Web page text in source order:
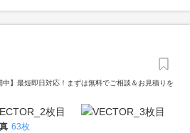
中】最短即日対応！まずは無料でご相談＆お見積りを
63枚